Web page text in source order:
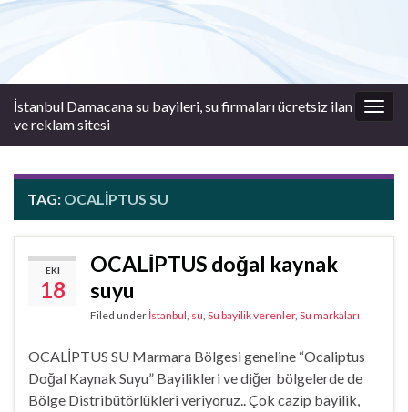
İstanbul Damacana su bayileri, su firmaları ücretsiz ilan
ve reklam sitesi
TAG: OCALIPTUS SU
EKI
18
OCALİPTUS doğal kaynak
suyu
Filed under İstanbul, su, Su bayilik verenler, Su markaları
OCALİPTUS SU Marmara Bölgesi geneline “Ocaliptus
Doğal Kaynak Suyu” Bayilikleri ve diğer bölgelerde de
Bölge Distribütörlükleri veriyoruz.. Çok cazip bayilik,